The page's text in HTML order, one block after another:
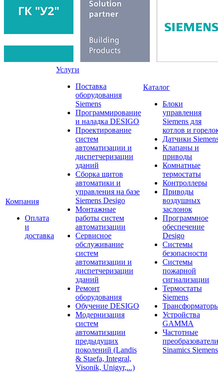
Компания
Оплата
и
доставка
Услуги
Поставка
оборудования
Siemens
Программирование
и наладка DESIGO
Проектирование
систем
автоматизации и
диспетчеризации
зданий
Сборка щитов
автоматики и
управления на базе
Siemens Desigo
Монтажные
работы систем
автоматизации
Сервисное
обслуживание
систем
автоматизации и
диспетчеризации
зданий
Ремонт
оборудования
Обучение DESIGO
Модернизация
систем
автоматизации
предыдущих
поколений (Landis
& Staefa, Integral,
Visonik, Unigyr,...)
Каталог
Блоки
управления
Siemens для
котлов и
Датчики
Клапаны и
приводы
Комнатные
термостаты
Контроллеры
Приводы
воздушных
заслонок
Программное
обеспечение
Desigo
Системы
безопасности
Системы
пожарной
сигнализации
Термостаты
Siemens
Устройства
GAMMA
Частотные
преобразователи
Sinamics Siemens